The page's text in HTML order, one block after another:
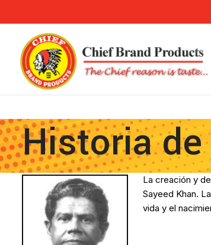
Historia
La creación y
Sayeed Khan.
vida y el